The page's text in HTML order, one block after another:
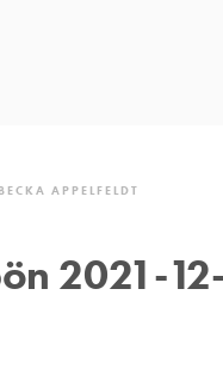
2021-
APPELFELDT